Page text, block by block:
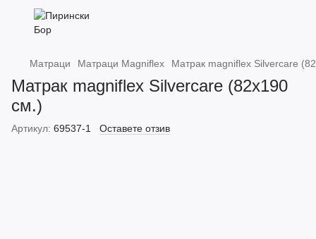
Матраци Матраци Magniflex Матрак magniflex Silvercare
Матрак magniflex Silvercare (82х190
см.)
Артикул: 69537-1 Оставете отзив